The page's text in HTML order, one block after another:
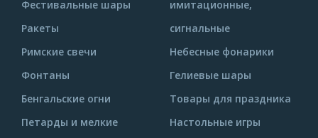
Фестивальные шары
Ракеты
Римские свечи
Фонтаны
Бенгальские огни
Петарды и мелкие
имитационные,
сигнальные
Небесные фонарики
Гелиевые шары
Товары для праздника
Настольные игры